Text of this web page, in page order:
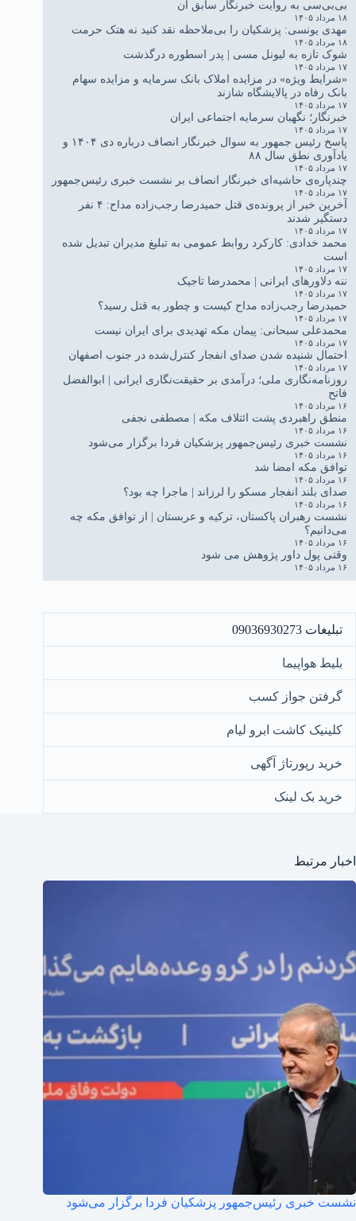
بی‌بی‌سی به روایت خبرنگار سابق آن
۱۸ مرداد ۱۴۰۵
مهدی یونسی: پزشکیان را بی‌ملاحظه نقد کنید نه هتک حرمت
۱۸ مرداد ۱۴۰۵
شوک تازه به لیونل مسی | پدر اسطوره درگذشت
۱۷ مرداد ۱۴۰۵
«شرایط ویژه» در مزایده املاک بانک سرمایه و مزایده سهام
بانک رفاه در پالایشگاه شازند
۱۷ مرداد ۱۴۰۵
خبرنگار؛ نگهبان سرمایه اجتماعی ایران
۱۷ مرداد ۱۴۰۵
پاسخ رئیس جمهور به سوال خبرنگار انصاف درباره دی ۱۴۰۴ و
یادآوری نطق سال ۸۸
۱۷ مرداد ۱۴۰۵
چندپاره‌ی حاشیه‌ای خبرنگار انصاف بر نشست خبری رئیس‌جمهور
۱۷ مرداد ۱۴۰۵
آخرین خبر از پرونده‌ی قتل حمیدرضا رجب‌زاده مداح: ۴ نفر
دستگیر شدند
۱۷ مرداد ۱۴۰۵
محمد خدادی: کارکرد روابط عمومی به تبلیغ مدیران تبدیل شده
است
۱۷ مرداد ۱۴۰۵
ننه دلاورهای ایرانی | محمدرضا تاجیک
۱۷ مرداد ۱۴۰۵
حمیدرضا رجب‌زاده مداح کیست و چطور به قتل رسید؟
۱۷ مرداد ۱۴۰۵
محمدعلی سبحانی: پیمان مکه تهدیدی برای ایران نیست
۱۷ مرداد ۱۴۰۵
احتمال شنیده شدن صدای انفجار کنترل‌شده در جنوب اصفهان
۱۷ مرداد ۱۴۰۵
روزنامه‌نگاری ملی؛ درآمدی بر حقیقت‌نگاری ایرانی | ابوالفضل
فاتح
۱۶ مرداد ۱۴۰۵
منطق راهبردی پشت ائتلاف مکه | مصطفی نجفی
۱۶ مرداد ۱۴۰۵
نشست خبری رئیس‌جمهور پزشکیان فردا برگزار می‌شود
۱۶ مرداد ۱۴۰۵
توافق مکه امضا شد
۱۶ مرداد ۱۴۰۵
صدای بلند انفجار مسکو را لرزاند | ماجرا چه بود؟
۱۶ مرداد ۱۴۰۵
نشست رهبران پاکستان، ترکیه و عربستان | از توافق مکه چه
می‌دانیم؟
۱۶ مرداد ۱۴۰۵
وقتی پول داور پژوهش می شود
۱۶ مرداد ۱۴۰۵
تبلیغات 09036930273
بلیط هواپیما
گرفتن جواز کسب
کلینیک کاشت ابرو لیام
خرید رپورتاژ آگهی
خرید بک لینک
اخبار مرتبط
نشست خبری رئیس‌جمهور پزشکیان فردا برگزار می‌شود